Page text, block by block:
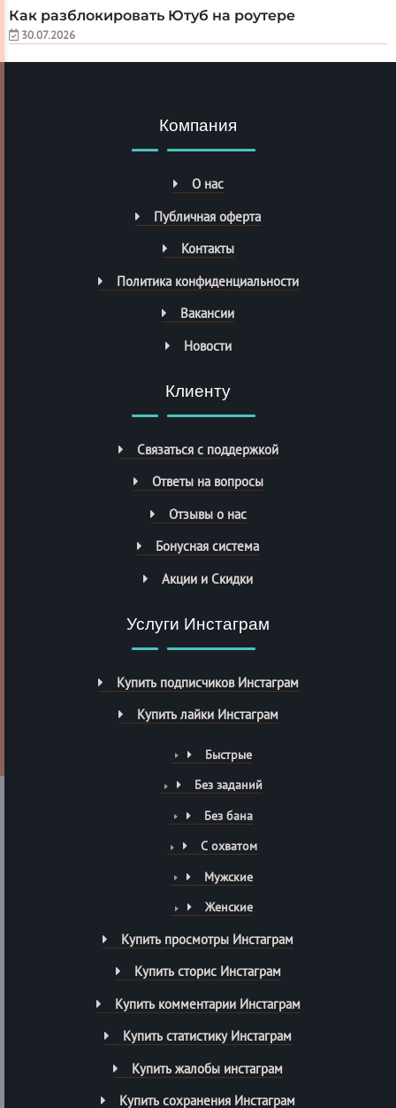
Как разблокировать Ютуб на роутере
30.07.2026
Компания
О нас
Публичная оферта
Контакты
Политика конфиденциальности
Вакансии
Новости
Клиенту
Связаться с поддержкой
Ответы на вопросы
Отзывы о нас
Бонусная система
Акции и Скидки
Услуги Инстаграм
Купить подписчиков Инстаграм
Купить лайки Инстаграм
Быстрые
Без заданий
Без бана
С охватом
Мужские
Женские
Купить просмотры Инстаграм
Купить сторис Инстаграм
Купить комментарии Инстаграм
Купить статистику Инстаграм
Купить жалобы инстаграм
Купить сохранения Инстаграм